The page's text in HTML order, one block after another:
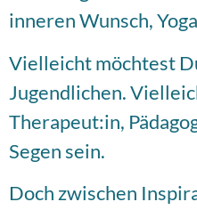
inneren Wunsch,
Vielleicht möchtest
Jugendlichen.
Therapeut:in,
Segen sein.
Doch zwischen